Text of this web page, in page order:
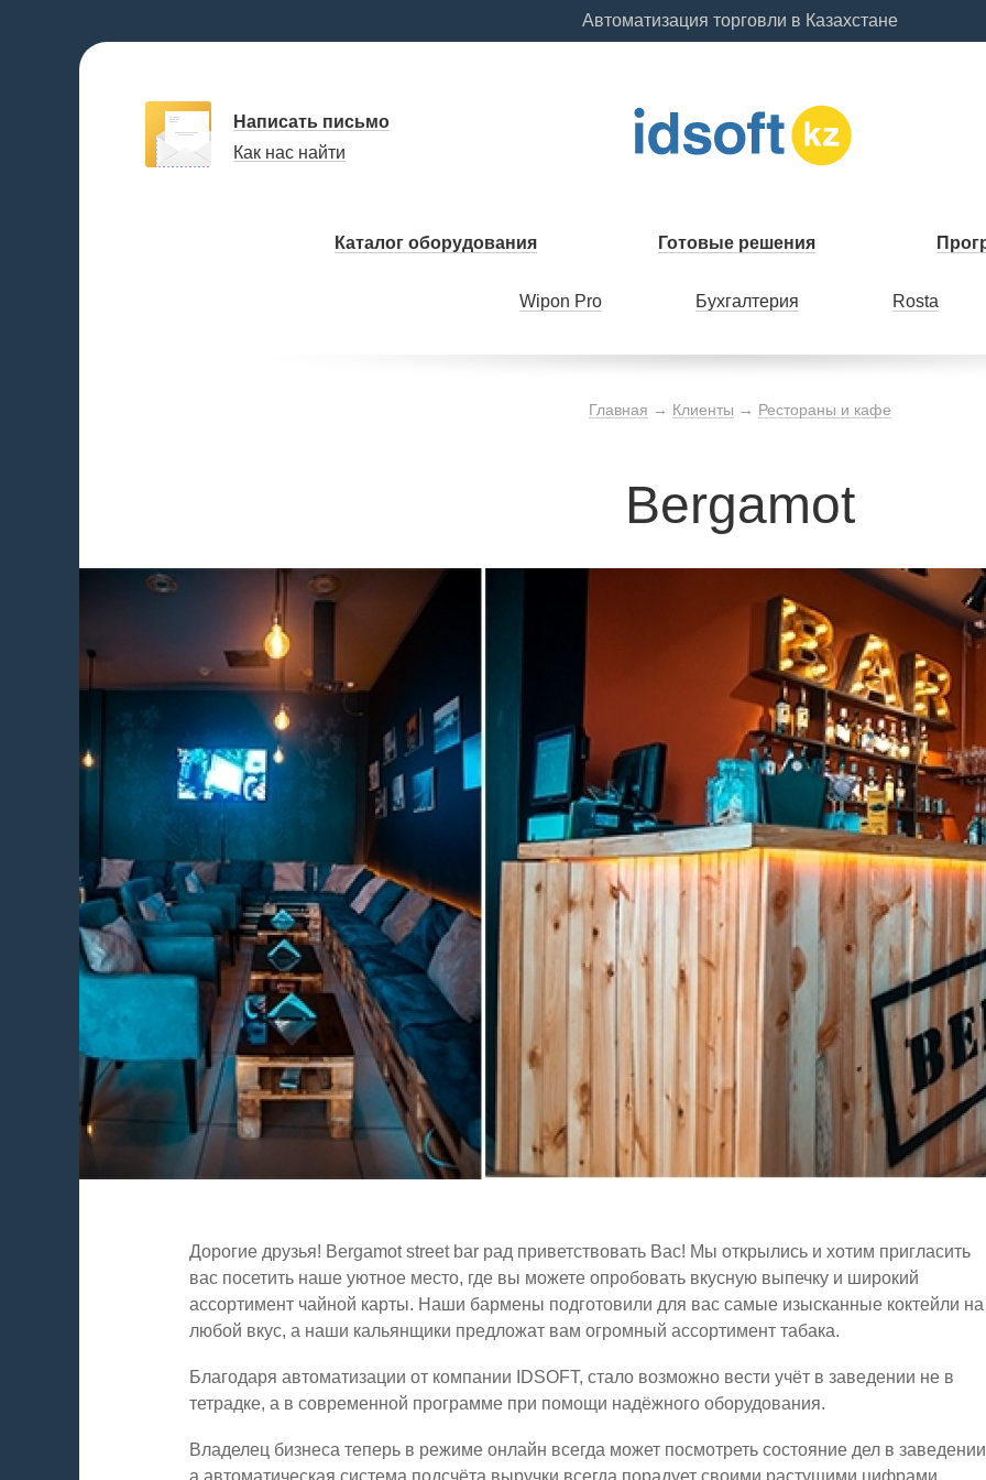
Автоматизация торговли в Казахстане
Написать письмо
Как нас найти
Каталог оборудования Готовые решения
Wipon Pro Бухгалтерия Rosta
Главная → Клиенты → Рестораны и кафе
Bergamot
Дорогие друзья! Bergamot street bar рад приветствовать Вас! Мы открылись и хотим пригласить
вас посетить наше уютное место, где вы можете опробовать вкусную выпечку и широкий
ассортимент чайной карты. Наши бармены подготовили для вас самые изысканные коктейли на
любой вкус, а наши кальянщики предложат вам огромный ассортимент табака.
Благодаря автоматизации от компании IDSOFT, стало возможно вести учёт в заведении не в
тетрадке, а в современной программе при помощи надёжного оборудования.
Владелец бизнеса теперь в режиме онлайн всегда может посмотреть состояние дел в
а автоматическая система подсчёта выручки всегда порадует своими растущими цифрами,